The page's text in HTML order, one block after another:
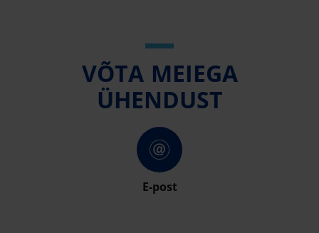
VÕTA MEIEGA
ÜHENDUST
E-post